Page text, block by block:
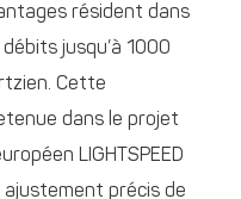
résident dans
jusqu’à 1000
Cette
dans le projet
LIGHTSPEED
ajustement précis de